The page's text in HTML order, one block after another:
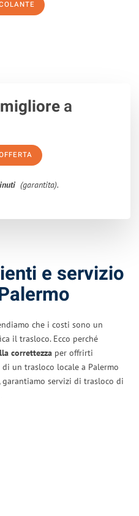
a
(garantita).
e servizio
che i costi sono un
il trasloco. Ecco perché
correttezza per offrirti
un trasloco locale a Palermo
servizi di trasloco di